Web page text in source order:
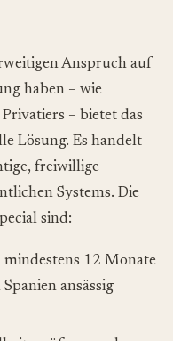
Anspruch auf
haben – wie
– bietet das
Lösung. Es handelt
freiwillige
Systems. Die
sind:
mindestens 12 Monate
ansässig